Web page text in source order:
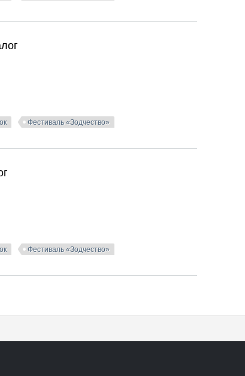
Фестиваль «Зодчество»
Фестиваль «Зодчество»